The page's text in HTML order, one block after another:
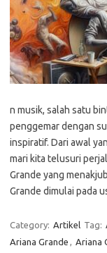
n musik, salah satu
penggemar dengan
inspiratif. Dari awal
mari kita telusuri
Grande yang
Grande dimulai pada
Category: Artikel Tag:
Ariana Grande , Ariana